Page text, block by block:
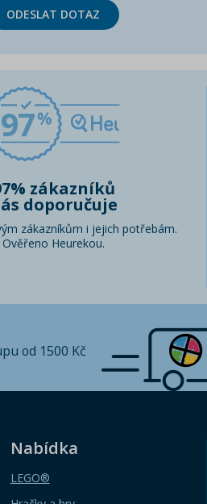
ODESLAT DOTAZ
97
zákazníků
doporučuje
zákazníkům i jejich potřebám.
Ověřeno Heurekou.
od 1500 Kč
Nabídka
LEGO®